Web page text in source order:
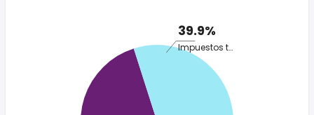
39.9%
Impuestos totales